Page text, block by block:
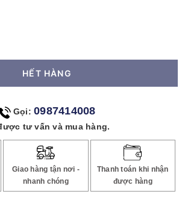
HẾT HÀNG
Gọi: 0987414008
tư vấn và mua hàng.
Giao hàng tận nơi -
nhanh chóng
Thanh toán khi nhận
được hàng